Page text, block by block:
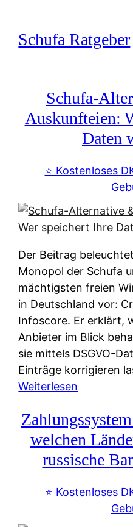
springen
Schufa Ratgeber
Schufa-
Auskunfteien:
Daten
⭐️ Kostenloses
Der Beitrag
Monopol der Schufa
mächtigsten freien
in Deutschland vor:
Infoscore. Er erklärt,
Anbieter im Blick
sie mittels DSGVO-
Einträge korrigieren
Weiterlesen
c
h
u
f
-
welchen
russische
⭐️ Kostenloses